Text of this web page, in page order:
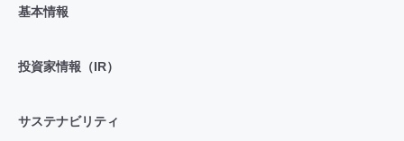
基本情報
投資家情報（IR）
サステナビリティ